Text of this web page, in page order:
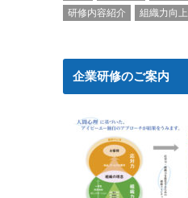
研修内容紹介
組織力向上
企業研修のご案内